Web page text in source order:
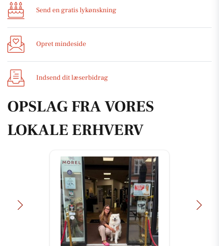
Send en gratis lykønskning
Opret mindeside
Indsend dit læserbidrag
OPSLAG FRA VORES
LOKALE ERHVERV